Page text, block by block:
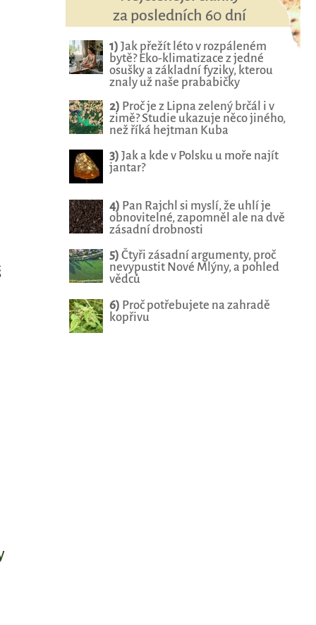
za posledních 60 dní
1) Jak přežít léto v rozpáleném
bytě? Eko-klimatizace z jedné
osušky a základní fyziky, kterou
znaly už naše prababičky
2) Proč je z Lipna zelený brčál i v
zimě? Studie ukazuje něco jiného,
než říká hejtman Kuba
3) Jak a kde v Polsku u moře najít
jantar?
4) Pan Rajchl si myslí, že uhlí je
obnovitelné, zapomněl ale na dvě
zásadní drobnosti
5) Čtyři zásadní argumenty, proč
nevypustit Nové Mlýny, a pohled
vědců
6) Proč potřebujete na zahradě
kopřivu